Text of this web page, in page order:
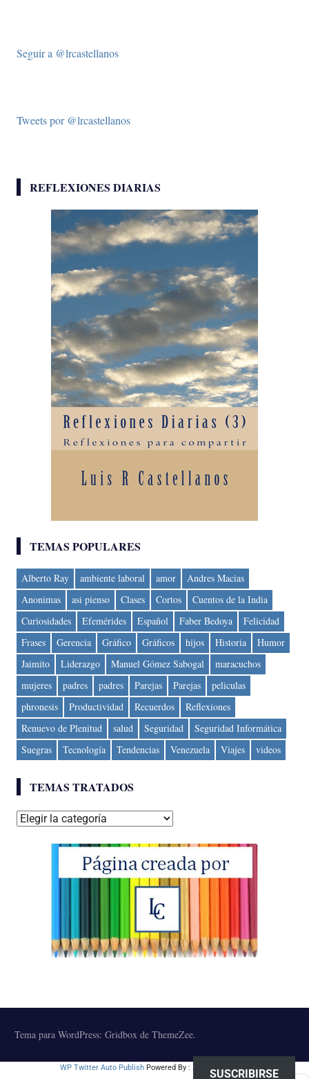
Seguir a @lrcastellanos
Tweets por @lrcastellanos
REFLEXIONES DIARIAS
TEMAS POPULARES
Alberto Ray ambiente laboral amor
Andres Macias
Anonimas
asi pienso Clases Cortos
Cuentos de la India
Curiosidades
Efemérides Español Faber Bedoya
Felicidad
Frases
Gerencia Gráfico Gráficos hijos Historia
Humor
Jaimito
Liderazgo Manuel Gómez Sabogal
maracuchos
mujeres
padres padres Parejas Parejas
peliculas
phronesis
Productividad Recuerdos
Reflexiones
Renuevo de Plenitud
salud Seguridad
Seguridad Informática
Suegras
Tecnología Tendencias Venezuela Viajes videos
TEMAS TRATADOS
Temas
Tema para WordPress: Gridbox de ThemeZee.
WP Twitter Auto Publish Powered By : XYZScripts.com
SUSCRIBIRSE